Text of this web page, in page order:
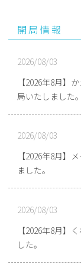
開局情報
2026/08/03
【2026年8月】
局いたしました。
2026/08/03
【2026年8月】
ました。
2026/08/03
【2026年8月】
した。